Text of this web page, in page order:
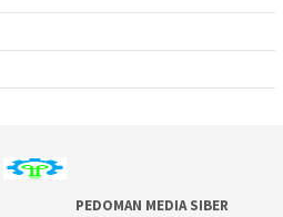
PEDOMAN MEDIA SIBER